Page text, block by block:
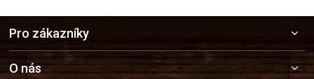
a
Pro zákazníky
O nás